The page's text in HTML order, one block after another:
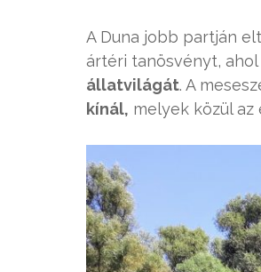
A Duna jobb partján
ártéri tanösvényt, ahol
állatvilágát. A
kínál, melyek közül az